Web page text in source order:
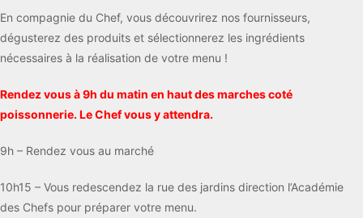
En compagnie du Chef, vous découvrirez nos fournisseurs,
dégusterez des produits et sélectionnerez les ingrédients
nécessaires à la réalisation de votre menu !
Rendez vous à 9h du matin en haut des marches coté
poissonnerie. Le Chef vous y attendra.
9h – Rendez vous au marché
10h15 – Vous redescendez la rue des jardins direction l’Académie
des Chefs pour préparer votre menu.